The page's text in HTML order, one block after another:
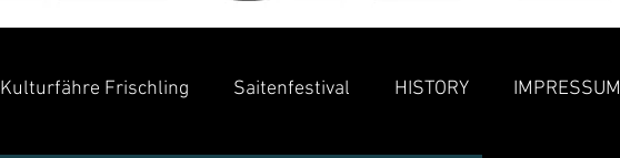
Kulturfähre Frischling Saitenfestival HISTORY IMPRESSUM